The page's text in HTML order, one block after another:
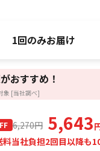
1回のみお届け
おすすめ！
象 [当社調べ]
6,270円 5,643
料当社負担2回目以降も